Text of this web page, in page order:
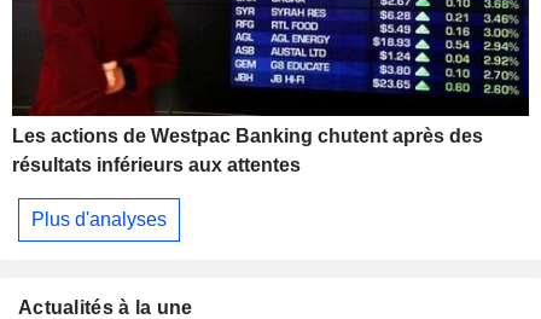
Les actions de Westpac Banking chutent après des
résultats inférieurs aux attentes
Plus d'analyses
Actualités à la une